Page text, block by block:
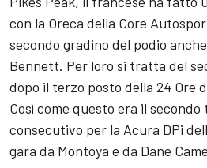
con la Oreca della Core
secondo gradino del podio
Bennett. Per loro si tratta del
dopo il terzo posto della 24 Ore
Così come questo era il
consecutivo per la Acura DPi
gara da Montoya e da Dane